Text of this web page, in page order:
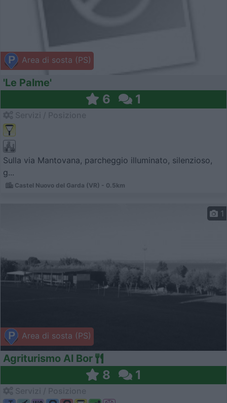
Area di sosta (PS)
'Le Palme'
6 1
Sulla via Mantovana, parcheggio illuminato, silenzioso,
g...
Castel Nuovo del Garda (VR) - 0.5km
Area di sosta (PS)
1
Agriturismo Al Bor
8 1